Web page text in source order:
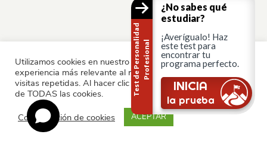
Utilizamos cookies en nuestro sitio web para ofrecerle la
experiencia más relevante al recordar sus preferencias y
visitas repetidas. Al hacer clic en "Aceptar", consiente el uso
de TODAS las cookies.
Configuración de cookies
ACEPTAR
T
e
s
t
d
e
P
e
r
s
o
n
al
i
d
a
d
P
r
o
f
e
s
i
o
n
al
¿No sabes qué
estudiar?
¡Averígualo! Haz
este test para
encontrar tu
programa perfecto.
INICIA
la prueba